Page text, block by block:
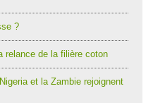
?
relance de la filière coton
et la Zambie rejoignent